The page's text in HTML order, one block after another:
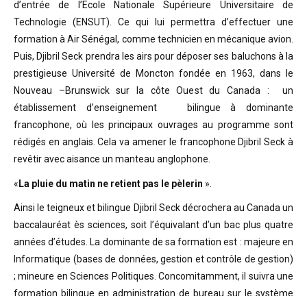
d’entrée de l’Ecole Nationale Supérieure Universitaire de
Technologie (ENSUT). Ce qui lui permettra d’effectuer une
formation à Air Sénégal, comme technicien en mécanique avion.
Puis, Djibril Seck prendra les airs pour déposer ses baluchons à la
prestigieuse Université de Moncton fondée en 1963, dans le
Nouveau –Brunswick sur la côte Ouest du Canada : un
établissement d’enseignement bilingue à dominante
francophone, où les principaux ouvrages au programme sont
rédigés en anglais. Cela va amener le francophone Djibril Seck à
revêtir avec aisance un manteau anglophone.
«La pluie du matin ne retient pas le pèlerin ».
Ainsi le teigneux et bilingue Djibril Seck décrochera au Canada un
baccalauréat ès sciences, soit l’équivalant d’un bac plus quatre
années d’études. La dominante de sa formation est : majeure en
Informatique (bases de données, gestion et contrôle de gestion)
; mineure en Sciences Politiques. Concomitamment, il suivra une
formation bilingue en administration de bureau sur le système